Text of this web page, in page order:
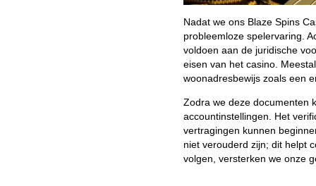
Nadat we ons Blaze Spins
probleemloze spelervaring.
voldoen aan de juridische
eisen van het casino.
woonadresbewijs zoals een
Zodra we deze documenten
accountinstellingen. Het
vertragingen kunnen
niet verouderd zijn; dit helpt
volgen, versterken we onze